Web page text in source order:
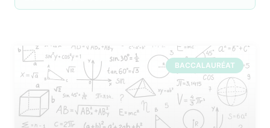
BACCALAURÉAT